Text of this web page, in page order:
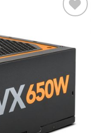
aos meus
desejos